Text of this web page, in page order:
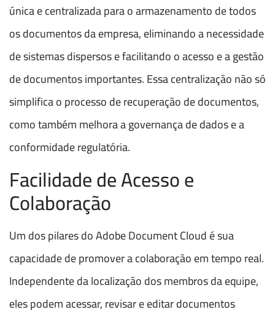
única e centralizada para o armazenamento de todos
os documentos da empresa, eliminando a necessidade
de sistemas dispersos e facilitando o acesso e a gestão
de documentos importantes. Essa centralização não só
simplifica o processo de recuperação de documentos,
como também melhora a governança de dados e a
conformidade regulatória.
Facilidade de Acesso e
Colaboração
Um dos pilares do Adobe Document Cloud é sua
capacidade de promover a colaboração em tempo real.
Independente da localização dos membros da equipe,
eles podem acessar, revisar e editar documentos